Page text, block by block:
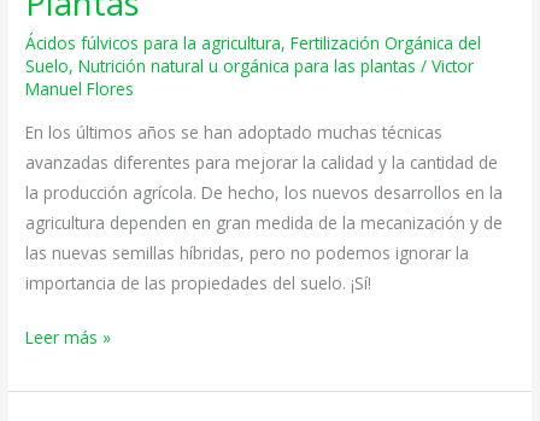
Ácidos fúlvicos para la agricultura,Fertilización Orgánica del
Suelo,Nutrición natural u orgánica para las plantas /Victor
Manuel Flores
En los últimos años se han adoptado muchas técnicas
avanzadas diferentes para mejorar la calidad y la cantidad de
la producción agrícola. De hecho, los nuevos desarrollos en la
agricultura dependen en gran medida de la mecanización y de
las nuevas semillas híbridas, pero no podemos ignorar la
importancia de las propiedades del suelo. ¡Sí!
y
el
Ácido
para
el
Crecimiento
de
las
Plantas
Leer más »